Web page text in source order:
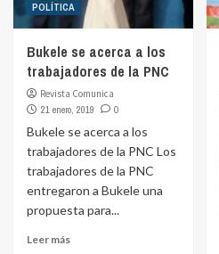
POLÍTICA
Bukele se acerca a los
trabajadores de la PNC
Revista Comunica
21 enero, 2019
0
Bukele se acerca a los
trabajadores de la PNC Los
trabajadores de la PNC
entregaron a Bukele una
propuesta para...
Leer más